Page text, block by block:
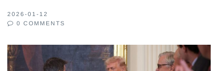
2026-01-12
0 COMMENTS